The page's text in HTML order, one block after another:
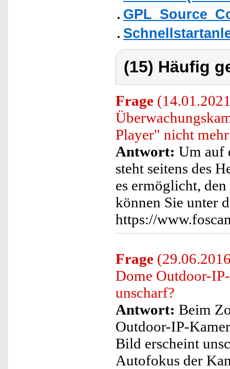
(15) Häufig
Frage
Player" nicht
Antwort: Um auf
steht seitens des
es ermöglicht,
können Sie unter
https://
Frage
Dome Outdoor-
unscharf?
Antwort: Beim
Outdoor-IP-
Bild erscheint
Autofokus der